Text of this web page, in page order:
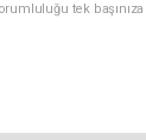
tek